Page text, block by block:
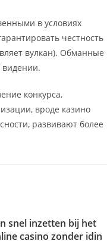
в условиях
честность
вулкан). Обманные
видении.
конкурса,
вроде казино
развивают более
snel inzetten bij het
casino zonder idin